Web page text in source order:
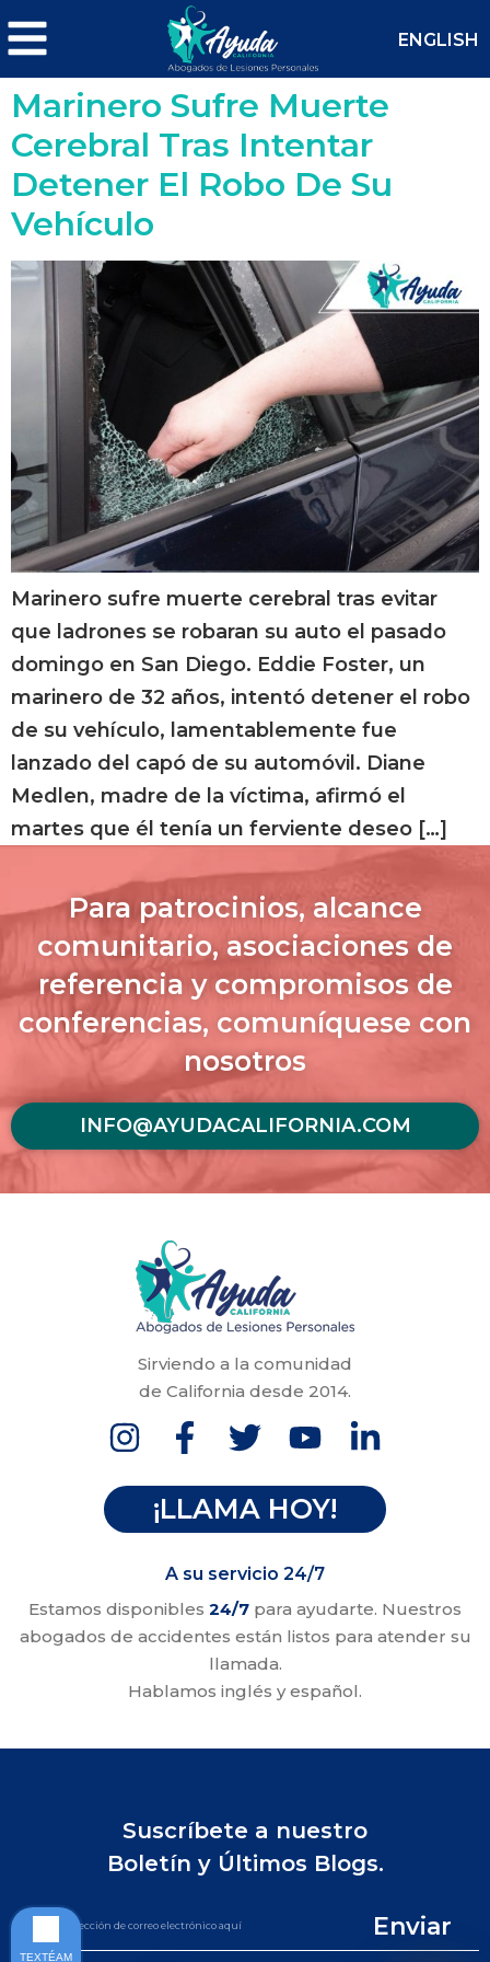
ENGLISH
Marinero Sufre Muerte
Cerebral Tras Intentar
Detener El Robo De Su
Vehículo
Marinero sufre muerte cerebral tras evitar
que ladrones se robaran su auto el pasado
domingo en San Diego. Eddie Foster, un
marinero de 32 años, intentó detener el robo
de su vehículo, lamentablemente fue
lanzado del capó de su automóvil. Diane
Medlen, madre de la víctima, afirmó el
martes que él tenía un ferviente deseo […]
Para patrocinios, alcance
comunitario, asociaciones de
referencia y compromisos de
conferencias, comuníquese con
nosotros
INFO@AYUDACALIFORNIA.COM
Sirviendo a la comunidad
de California desde 2014.
¡LLAMA HOY!
A su servicio 24/7
Estamos disponibles 24/7 para ayudarte. Nuestros
abogados de accidentes están listos para atender su
llamada.
Hablamos inglés y español.
Suscríbete a nuestro
Boletín y Últimos Blogs.
Enviar
TEXTÉAM